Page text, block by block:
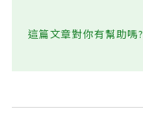
這篇文章對你有幫助嗎?